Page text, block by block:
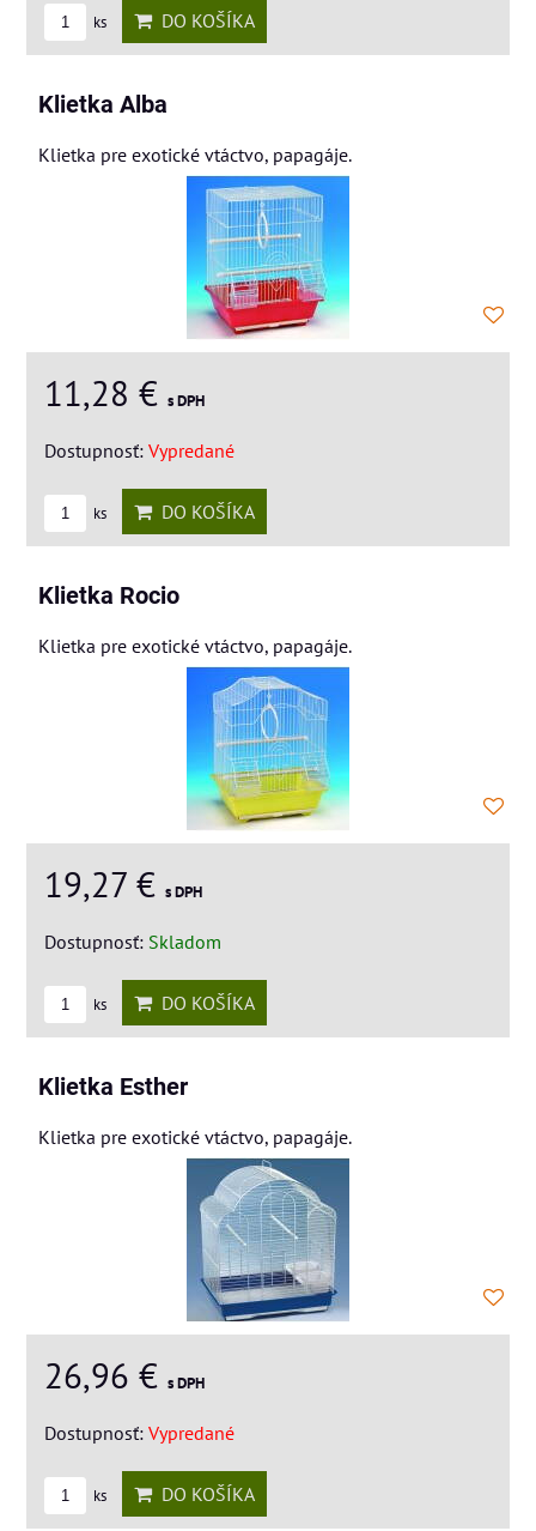
ks DO KOŠÍKA
Klietka Alba
Klietka pre exotické vtáctvo, papagáje.
11,28 € s DPH
Dostupnosť: Vypredané
ks DO KOŠÍKA
Klietka Rocio
Klietka pre exotické vtáctvo, papagáje.
19,27 € s DPH
Dostupnosť: Skladom
ks DO KOŠÍKA
Klietka Esther
Klietka pre exotické vtáctvo, papagáje.
26,96 € s DPH
Dostupnosť: Vypredané
ks DO KOŠÍKA